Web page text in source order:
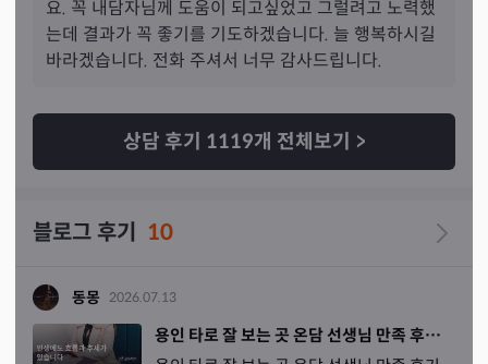
요. 꼭 내담자님께 도움이 되고싶었고 그럴려고 노력했
는데 결과가 꼭 좋기를 기도하겠습니다. 늘 행복하시길
바라겠습니다. 전화 주셔서 너무 감사드립니다.
상담 후기 1119개 전체보기 >
블로그 후기 10
동몽 2026.07.13
용인 타로 잘 보는 곳 온담 선생님 만족 후기 전화/방문/채팅 타로 가능